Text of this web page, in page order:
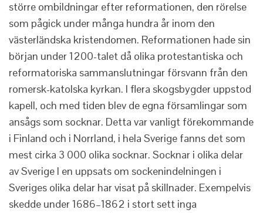
större ombildningar efter reformationen, den rörelse
som pågick under många hundra år inom den
västerländska kristendomen. Reformationen hade sin
början under 1200-talet då olika protestantiska och
reformatoriska sammanslutningar försvann från den
romersk-katolska kyrkan. I flera skogsbygder uppstod
kapell, och med tiden blev de egna församlingar som
ansågs som socknar. Detta var vanligt förekommande
i Finland och i Norrland, i hela Sverige fanns det som
mest cirka 3 000 olika socknar. Socknar i olika delar
av Sverige I en uppsats om sockenindelningen i
Sveriges olika delar har visat på skillnader. Exempelvis
skedde under 1686–1862 i stort sett inga